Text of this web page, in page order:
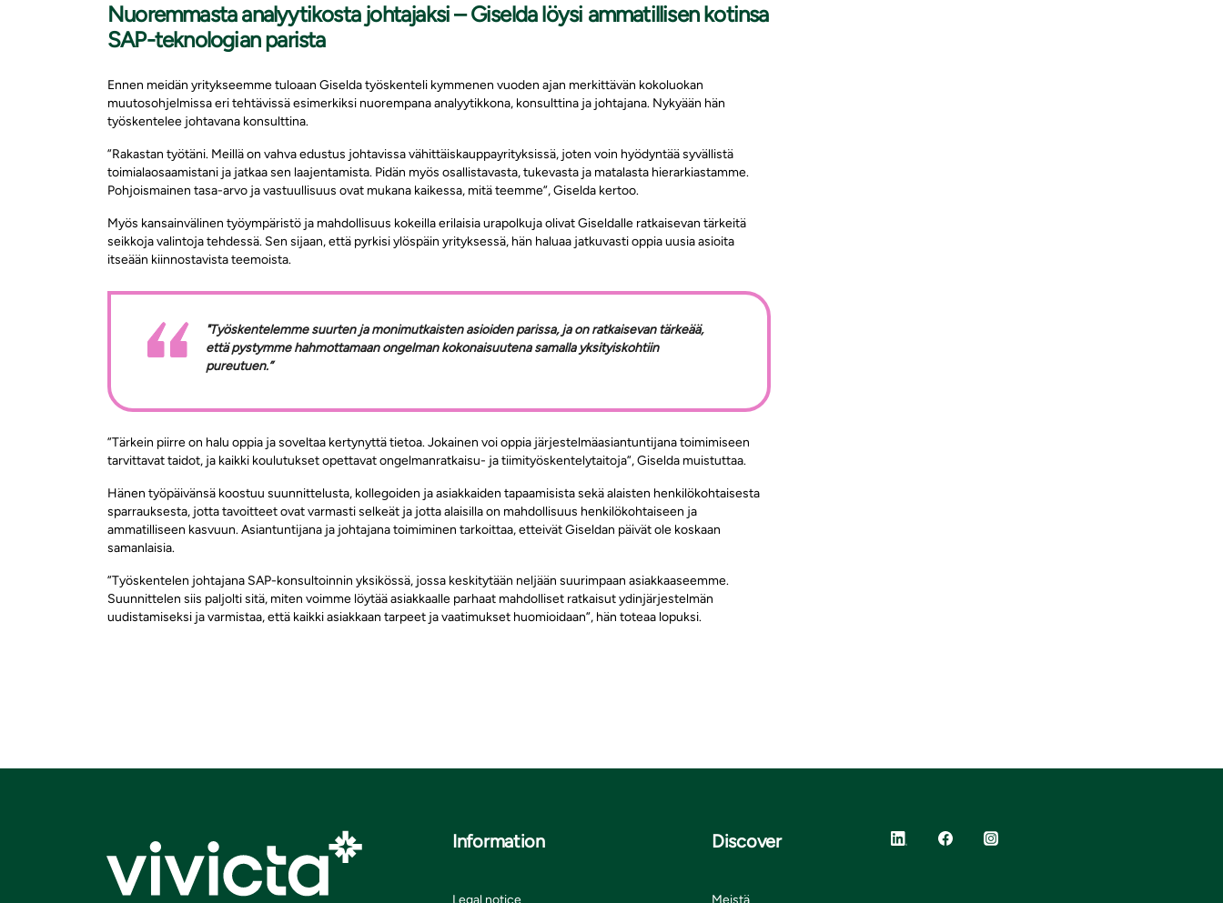
Nuoremmasta analyytikosta johtajaksi – Giselda löysi ammatillisen kotinsa
SAP-teknologian parista
Ennen meidän yritykseemme tuloaan Giselda työskenteli kymmenen vuoden ajan merkittävän kokoluokan
muutosohjelmissaeri tehtävissä esimerkiksi nuorempana analyytikkona, konsulttina ja johtajana. Nykyään hän
työskentelee johtavana konsulttina.
”Rakastan työtäni. Meillä on vahva edustus johtavissa vähittäiskauppayrityksissä, joten voin hyödyntää syvällistä
toimialaosaamistani ja jatkaa sen laajentamista. Pidän myös osallistavasta, tukevasta ja matalasta hierarkiastamme.
Pohjoismainen tasa-arvo ja vastuullisuus ovat mukana kaikessa, mitä teemme”, Giselda kertoo.
Myös kansainvälinen työympäristö ja mahdollisuus kokeilla erilaisia urapolkuja olivat Giseldalle ratkaisevan tärkeitä
seikkoja valintoja tehdessä. Sen sijaan, että pyrkisi ylöspäin yrityksessä, hän haluaa jatkuvasti oppia uusia asioita
itseään kiinnostavista teemoista.
"Työskentelemme suurten ja monimutkaisten asioiden parissa, ja on ratkaisevan tärkeää,
että pystymme hahmottamaan ongelman kokonaisuutena samalla yksityiskohtiin
pureutuen.”
”Tärkein piirre on halu oppia ja soveltaa kertynyttä tietoa. Jokainen voi oppia järjestelmäasiantuntijana toimimiseen
tarvittavat taidot, ja kaikki koulutukset opettavat ongelmanratkaisu- ja tiimityöskentelytaitoja”, Giselda muistuttaa.
Hänen työpäivänsä koostuu suunnittelusta, kollegoiden ja asiakkaiden tapaamisista sekä alaisten henkilökohtaisesta
sparrauksesta, jotta tavoitteet ovat varmasti selkeät ja jotta alaisilla on mahdollisuus henkilökohtaiseen ja
ammatilliseen kasvuun. Asiantuntijana ja johtajana toimiminen tarkoittaa, etteivät Giseldan päivät ole koskaan
samanlaisia.
”Työskentelen johtajana SAP-konsultoinnin yksikössä, jossa keskitytään neljään suurimpaan asiakkaaseemme.
Suunnittelen siis paljolti sitä, miten voimme löytää asiakkaalle parhaat mahdolliset ratkaisut ydinjärjestelmän
uudistamiseksi ja varmistaa, että kaikki asiakkaan tarpeet ja vaatimukset huomioidaan”, hän toteaa lopuksi.
Information Discover